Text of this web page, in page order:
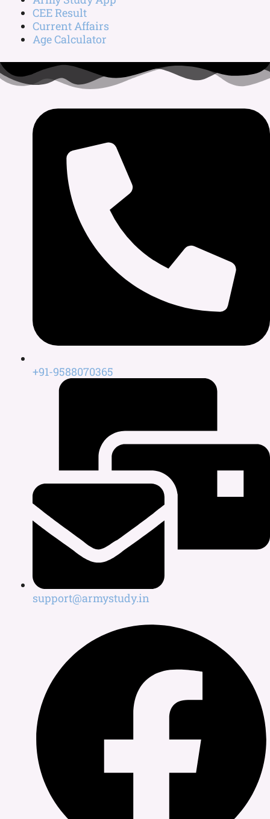
CEE Result
Current Affairs
Age Calculator
+91-9588070365
support@armystudy.in